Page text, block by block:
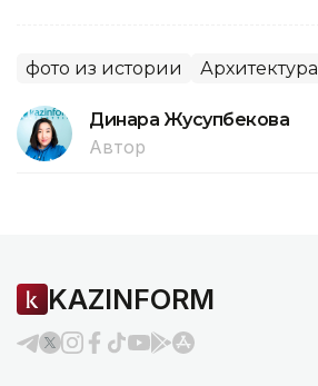
фото из истории Архитектура
Динара Жусупбекова
Автор
KAZINFORM